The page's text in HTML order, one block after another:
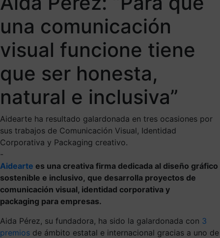
una comunicación
visual funcione tiene
que ser honesta,
natural e inclusiva”
Aidearte ha resultado galardonada en tres ocasiones por
sus trabajos de Comunicación Visual, Identidad
Corporativa y Packaging creativo.
-
Aidearte es una creativa firma dedicada al diseño gráfico
sostenible e inclusivo, que desarrolla proyectos de
comunicación visual, identidad corporativa y
packaging para empresas.
Aida Pérez, su fundadora, ha sido la galardonada con 3
premios de ámbito estatal e internacional gracias a uno de